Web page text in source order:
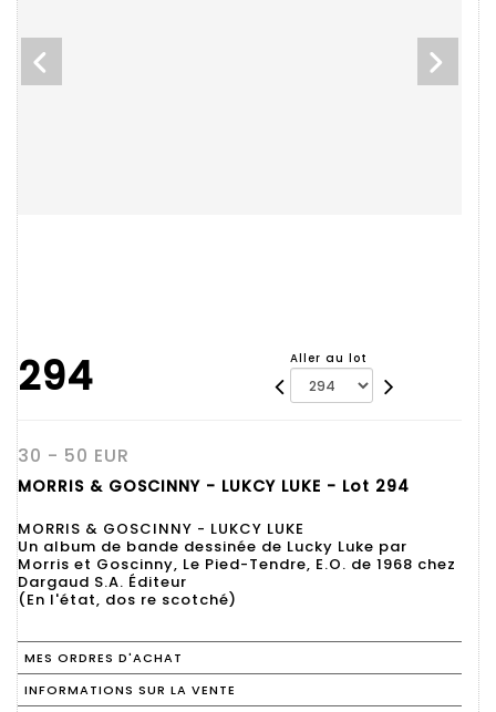
294 Aller au lot
30 - 50 EUR
MORRIS & GOSCINNY - LUKCY LUKE - Lot 294
MORRIS & GOSCINNY - LUKCY LUKE
Un album de bande dessinée de Lucky Luke par
Morris et Goscinny, Le Pied-Tendre, E.O. de 1968 chez
Dargaud S.A. Éditeur
(En l'état, dos re scotché)
MES ORDRES D'ACHAT
INFORMATIONS SUR LA VENTE